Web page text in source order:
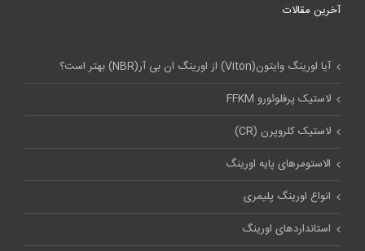
آخرین مقالات
آیا اورینگ وایتون(Viton) از اورینگ ان بی آر(NBR) بهتر است؟
لاستیک پرفلوئورو FFKM
لاستیک کلروپرن (CR)
الاستومرهای پایه اورینگ
انواع اورینگ پلیمری
استاندارد‌های اورینگ